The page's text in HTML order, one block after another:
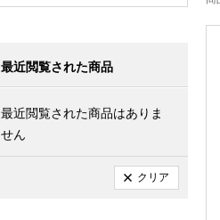
最近閲覧された商品
最近閲覧された商品はありま
せん
クリア